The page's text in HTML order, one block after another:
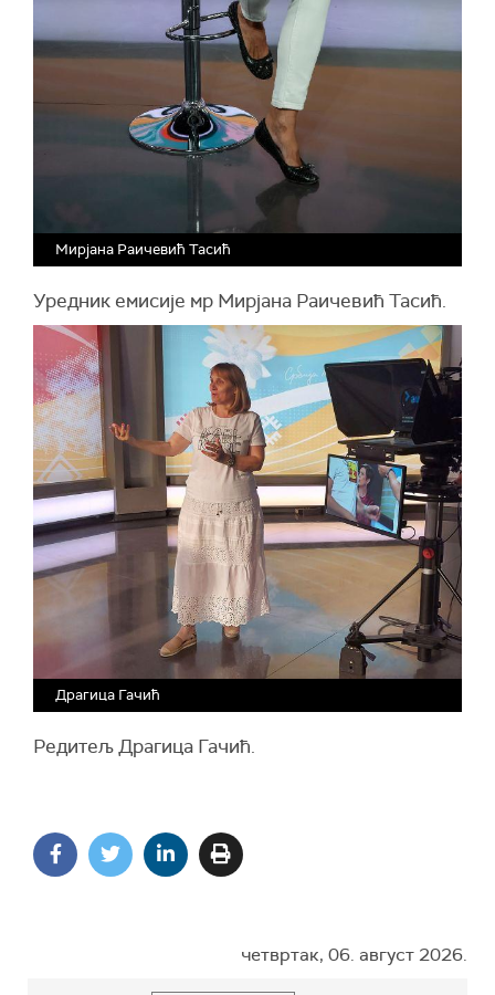
Мирјана Раичевић Тасић
Уредник емисије мр Мирјана Раичевић Тасић.
Драгица Гачић
Редитељ Драгица Гачић.
четвртак, 06. август 2026.